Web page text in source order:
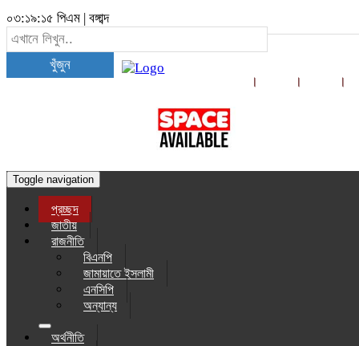
০৩:১৯:১৫ পিএম | বঙ্গাব্দ
খুঁজুন
Toggle navigation
প্রচ্ছদ
জাতীয়
রাজনীতি
বিএনপি
জামায়াতে ইসলামী
এনসিপি
অন্যান্য
অর্থনীতি